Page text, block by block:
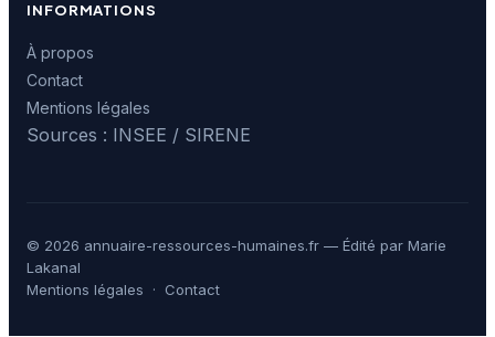
INFORMATIONS
À propos
Contact
Mentions légales
Sources : INSEE / SIRENE
© 2026 annuaire-ressources-humaines.fr — Édité par Marie
Lakanal
Mentions légales · Contact